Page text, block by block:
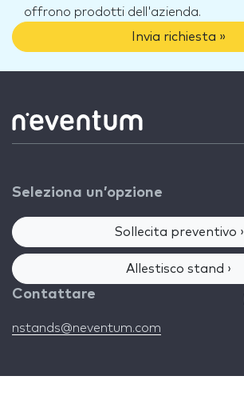
offrono prodotti dell'azienda.
Invia richiesta »
Seleziona un’opzione
Sollecita preventivo ›
Allestisco stand ›
Contattare
nstands@neventum.com